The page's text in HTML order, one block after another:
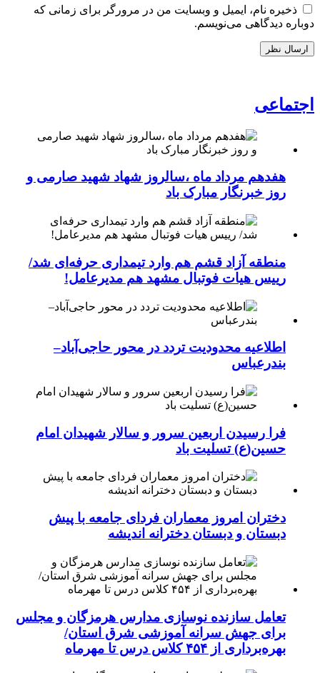
ذخیره نام، ایمیل و وبسایت من در مرورگر برای زمانی که
دوباره دیدگاهی می‌نویسم.
اجتماعی
هفدهم مرداد ماه ،سالروز شهاد شهید صارمی و
روز خبرنگار مبارک باد
منطقه آزاد قشم هم وارد تیمداری حرفه‌ای شد/
رییس هیات فوتبال مشهد هم مدیرعامل!
اطلاعیه محدودیت تردد در محور حاجی‌آباد–
بندرعباس
فرا رسیدن اربعین سرور و سالار شهیدان امام
حسین(ع) تسلیت باد
دختران امروز معماران فردای جامعه با پیش
دبستان و دبستان دخترانه اندیشه
تعامل سازنده نوسازی مدارس هرمزگان و مجلس
برای جهش سرانه آموزشی شرق استان/
بهره‌برداری از ۴۵۴ کلاس درس تا مهرماه